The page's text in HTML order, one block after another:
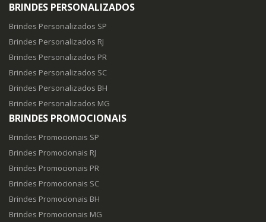
BRINDES PERSONALIZADOS
Brindes Personalizados SP
Brindes Personalizados RJ
Brindes Personalizados PR
Brindes Personalizados SC
Brindes Personalizados BH
Brindes Personalizados MG
BRINDES PROMOCIONAIS
Brindes Promocionais SP
Brindes Promocionais RJ
Brindes Promocionais PR
Brindes Promocionais SC
Brindes Promocionais BH
Brindes Promocionais MG